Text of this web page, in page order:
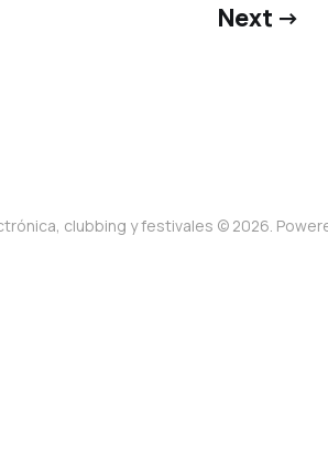
Next →
clubbing y festivales © 2026.